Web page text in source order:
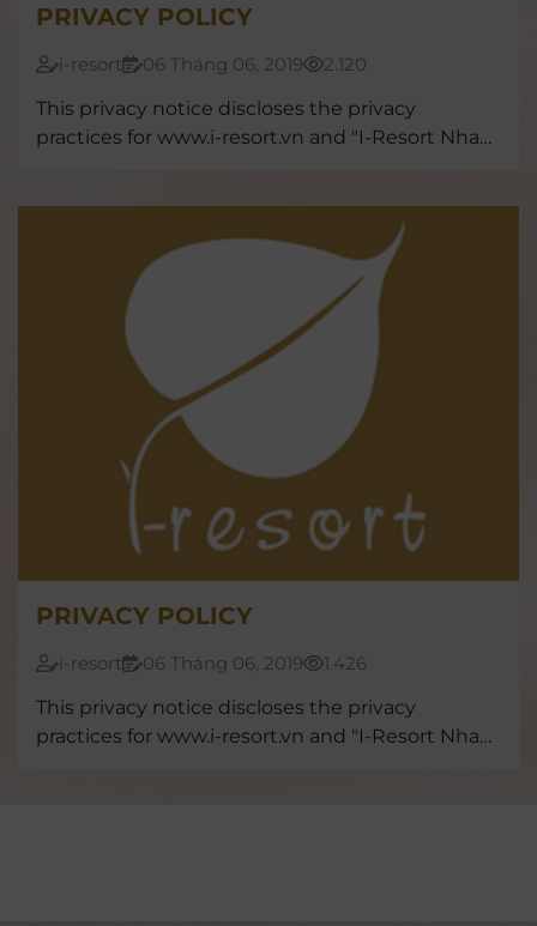
PRIVACY POLICY
i-resort 06 Tháng 06, 2019
2.120
This privacy notice discloses the privacy
practices for www.i-resort.vn and "I-Resort Nha
PRIVACY POLICY
i-resort 06 Tháng 06, 2019
1.426
This privacy notice discloses the privacy
practices for www.i-resort.vn and "I-Resort Nha